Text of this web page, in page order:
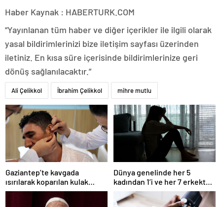
Haber Kaynak : HABERTURK.COM
“Yayınlanan tüm haber ve diğer içerikler ile ilgili olarak
yasal bildirimlerinizi bize iletişim sayfası üzerinden
iletiniz. En kısa süre içerisinde bildirimlerinize geri
dönüş sağlanılacaktır.”
Ali Çelikkol İbrahim Çelikkol mihre mutlu
Gaziantep’te kavgada
ısırılarak koparılan kulak
memesi yerine dikildi
Dünya genelinde her 5
kadından 1’i ve her 7 erkekten
1’i çocukluğunda cinsel
şiddete uğruyor: Araştırma